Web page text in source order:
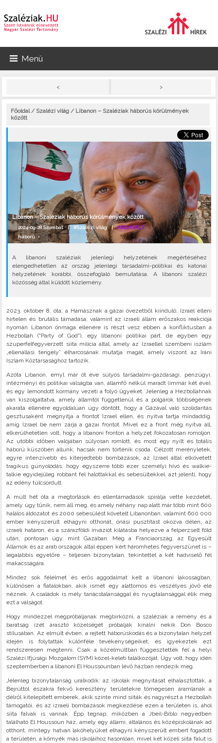
Menü
< >
Főoldal/ Szalézi világ / Libanon – Szaléziak háborús körülmények
között
Libanon – Szaléziak háborús körülmények között
2024-09-28 Szombat |#Szalézi világ|ARCHIVÁLT
háború •
A libanoni szaléziak jelenlegi helyzetének megértéséhez
elengedhetetlen az ország jelenlegi társadalmi-politikai és katonai
helyzetének korábbi, összefoglaló bemutatása. A libanoni szalézi
közösség által küldött közlemény.
2023. október 8. óta, a Hamásznak a gázai övezetből kiinduló, Izrael elleni
hirtelen és brutális támadása, valamint az izraeli állam erőszakos reakciója
nyomán Libanon önmaga ellenére is részt vesz ebben a konfliktusban a
Hezbollah ("Party of God"), egy libanoni politikai párt, de egyben egy
szuperfelfegyverzett síita milícia által, amely az Izraellel szembeni iszlám
„ellenállási tengely” élharcosának mutatja magát, amely viszont az Iráni
Iszlám Köztársasághoz tartozik.
Azóta Libanon, emyl már öt éve súlyos társadalmi-gazdasági, pénzügyi,
intézményi és politikai válságba van, államfő nélkül maradt (immár két éve),
és egy lemondott kormány vezeti a folyó ügyeket. Jelenleg a Hezbollahnak
van kiszolgáltatva, amely államtól függetlenül és a polgárok többségének
akarata ellenére egyoldalúan úgy döntött, hogy a Gázával való szolidaritás
gesztusaként megnyitja a frontot Izrael ellen, és nyitva tartja mindaddig,
amíg Izrael be nem zárja a gázai frontot. Mivel ez a front még nyitva áll,
elkerülhetetlen volt, hogy a libanoni fronton a helyzet fokozatosan romoljon.
Az utóbbi időben valójában súlyosan romlott, és most egy nyílt és totális
háború küszöbén állunk, hacsak nem történik csoda. Célzott merényletek,
egyre intenzívebb és kiterjedtebb bombázások, az Izrael által elkövetett
tragikus gúnyolódás, hogy egyszerre több ezer személyi hívó és walkie-
talkie egyidejűleg robbant fel halottakkal és sebesültekkel, azt jelenti, hogy
az edény túlcsordult.
A múlt hét óta a megtorlások és ellentámadások spirálja vette kezdetét,
amely úgy tűnik, nem áll meg, és amely néhány nap alatt már több mint 600
halálos áldozatot és 2000 sebesülést követelt Libanonban, valamint 600 000
ember kényszerült elhagyni otthonát, óriási pusztítást okozva délen, az
izraeli határon, és a szárazföldi inváziót kilátásba helyezve a felperzselt föld
után, pontosan úgy, mint Gázában. Még a Franciaország, az Egyesült
Államok és az arab országok által éppen kért háromhetes fegyverszünet is –
legalábbis egyelőre – teljesen bizonytalan, tekintettel a két hadviselő fél
makacsságára.
Mindez sok félelmet és erős aggodalmat kelt a libanoni lakosságban,
különösen a fiatalokban, akik ismét egy alattomos és veszélyes jövő elé
néznek. A családok is mély tanácstalansággal és nyugtalansággal élik meg
ezt a válságot.
Hogy mindezzel megpróbáljanak megbirkózni, a szaléziak a remény és a
barátság ízét árasztó közelségét próbálják kínálni nekik Don Bosco
stílusában. Az elmúlt évben, a rejtett háborúskodás és a bizonytalan helyzet
idején is folytatták különféle tevékenységeiket, és igyekeztek ezt
rendszeresen megtenni. Csak a közelmúltban függesztették fel a helyi
Szalézi Ifjúsági Mozgalom (SYM) közel-keleti találkozóját. Úgy volt, hogy idén
szeptemberben a libanoni El Houssounban lévő házban rendezik meg.
Jelenleg bizonytalanság uralkodik: az iskolák megnyitását elhalasztották, a
Bejrúttól északra fekvő keresztény területekre tömegesen áramlanak a
délről kitelepített emberek, akik szinte mind síiták és nagyrészt a Hezbollah
támogatói, és az izraeli bombázások megkezdése ezen a területen is, ahol
síita falvak is vannak. Épp tegnap, miközben a Jbeil-Biblo negyedben
található El Houssoun ház, amely egy állami, általános és középiskolának ad
otthont, mintegy hatvan lakóhelyüket elhagyni kényszerült embert fogadott
a területén, a környék más iskoláihoz hasonlóan, mivel két közeli síita falut is